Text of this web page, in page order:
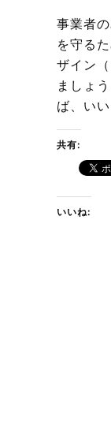
事業者
を守る
ザイン
ましょ
ば、い
共有:
いいね: